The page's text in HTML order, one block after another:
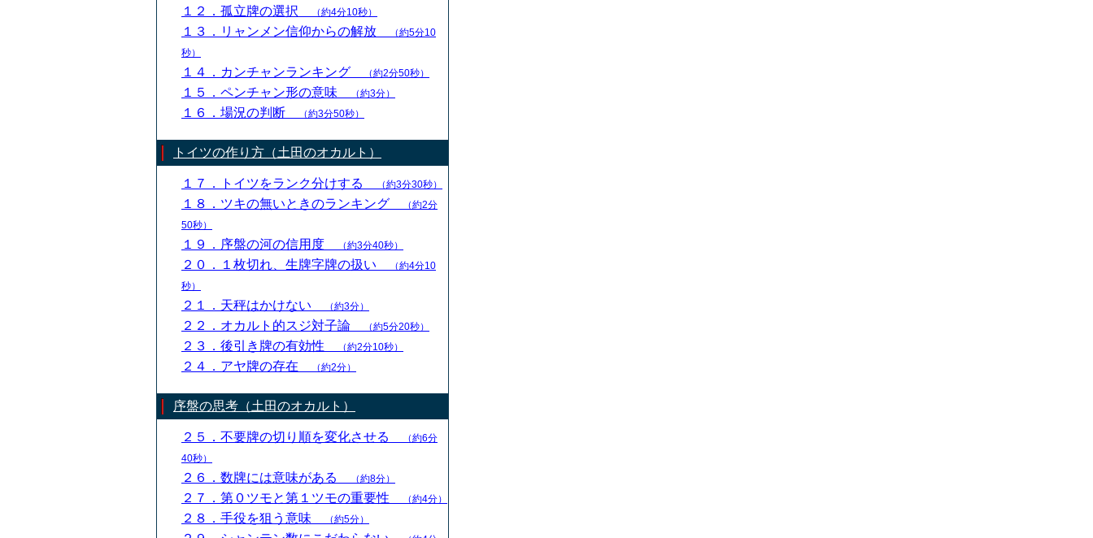
１２．孤立牌の選択 （約4分10秒）
１３．リャンメン信仰からの解放
（約5分10
秒）
１４．カンチャンランキング （約2分50秒）
１５．ペンチャン形の意味 （約3分）
１６．場況の判断 （約3分50秒）
トイツの作り方（土田のオカルト）
１７．トイツをランク分けする （約3分30秒）
１８．ツキの無いときのランキング
（約2分
50秒）
１９．序盤の河の信用度 （約3分40秒）
２０．１枚切れ、生牌字牌の扱い
（約4分10
秒）
２１．天秤はかけない （約3分）
２２．オカルト的スジ対子論 （約5分20秒）
２３．後引き牌の有効性 （約2分10秒）
２４．アヤ牌の存在 （約2分）
序盤の思考（土田のオカルト）
２５．不要牌の切り順を変化させる
（約6分
40秒）
２６．数牌には意味がある （約8分）
２７．第０ツモと第１ツモの重要性 （約4分）
２８．手役を狙う意味 （約5分）